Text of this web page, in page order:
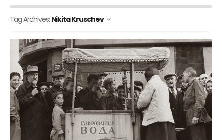
Tag Archives: Nikita Kruschev